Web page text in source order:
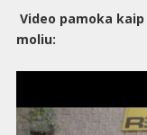
Video pamoka
moliu: